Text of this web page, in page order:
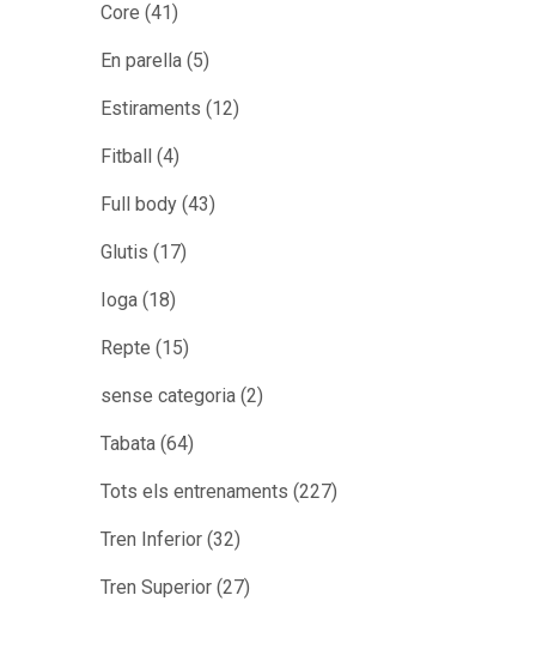
Core (41)
En parella (5)
Estiraments (12)
Fitball (4)
Full body (43)
Glutis (17)
Ioga (18)
Repte (15)
sense categoria (2)
Tabata (64)
Tots els entrenaments (227)
Tren Inferior (32)
Tren Superior (27)